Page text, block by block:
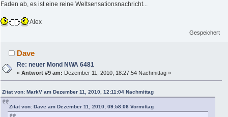
Faden ab, es ist eine reine Weltsensationsnachricht...
Alex
Gespeichert
Dave
Re: neuer Mond NWA 6481
«Antwort #9 am: Dezember 11, 2010, 18:27:54 Nachmittag »
Zitat von: MarkV am Dezember 11, 2010, 12:11:04 Nachmittag
Zitat von: Dave am Dezember 11, 2010, 09:58:06 Vormittag